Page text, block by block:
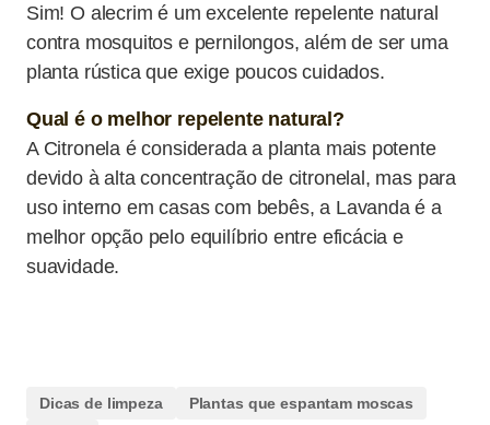
Sim! O alecrim é um excelente repelente natural
contra mosquitos e pernilongos, além de ser uma
planta rústica que exige poucos cuidados.
Qual é o melhor repelente natural?
A Citronela é considerada a planta mais potente
devido à alta concentração de citronelal, mas para
uso interno em casas com bebês, a Lavanda é a
melhor opção pelo equilíbrio entre eficácia e
suavidade.
Dicas de limpeza
Plantas que espantam moscas